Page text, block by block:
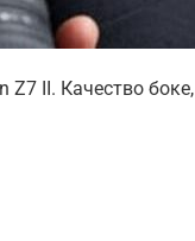
Z7 II. Качество боке,